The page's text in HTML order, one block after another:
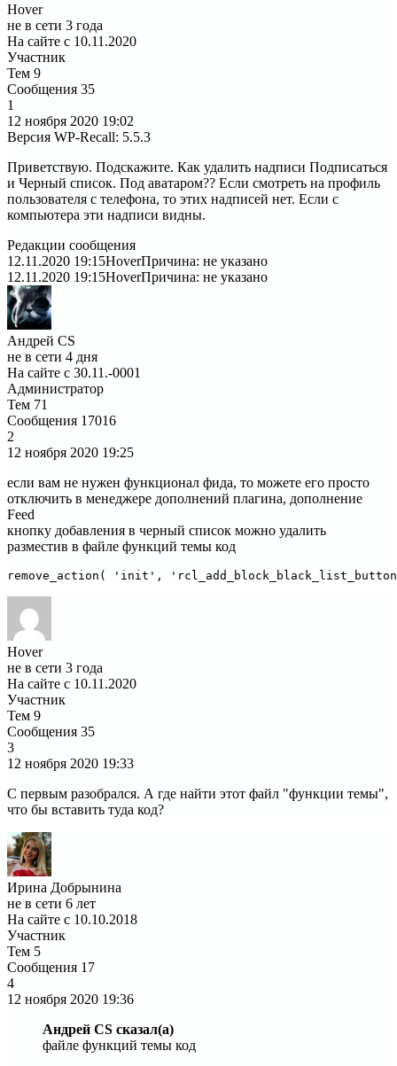
Hover
не в сети 3 года
На сайте с 10.11.2020
Участник
Тем 9
Сообщения 35
1
12 ноября 2020 19:02
Версия WP-Recall: 5.5.3
Приветствую. Подскажите. Как удалить надписи Подписаться
и Черный список. Под аватаром?? Если смотреть на профиль
пользователя с телефона, то этих надписей нет. Если с
компьютера эти надписи видны.
Редакции сообщения
12.11.2020 19:15HoverПричина: не указано
12.11.2020 19:15HoverПричина: не указано
Андрей CS
не в сети 4 дня
На сайте с 30.11.-0001
Администратор
Тем 71
Сообщения 17016
2
12 ноября 2020 19:25
если вам не нужен функционал фида, то можете его просто
отключить в менеджере дополнений плагина, дополнение
Feed
кнопку добавления в черный список можно удалить
разместив в файле функций темы код
remove_action( 'init',
Hover
не в сети 3 года
На сайте с 10.11.2020
Участник
Тем 9
Сообщения 35
3
12 ноября 2020 19:33
С первым разобрался. А где найти этот файл "функции темы",
что бы вставить туда код?
Ирина Добрынина
не в сети 6 лет
На сайте с 10.10.2018
Участник
Тем 5
Сообщения 17
4
12 ноября 2020 19:36
Андрей CS сказал(а)
файле функций темы код